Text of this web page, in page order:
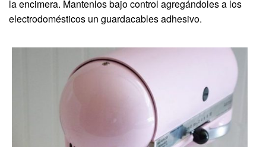
la encimera. Mantenlos bajo control agregándoles a los
electrodomésticos un guardacables adhesivo.